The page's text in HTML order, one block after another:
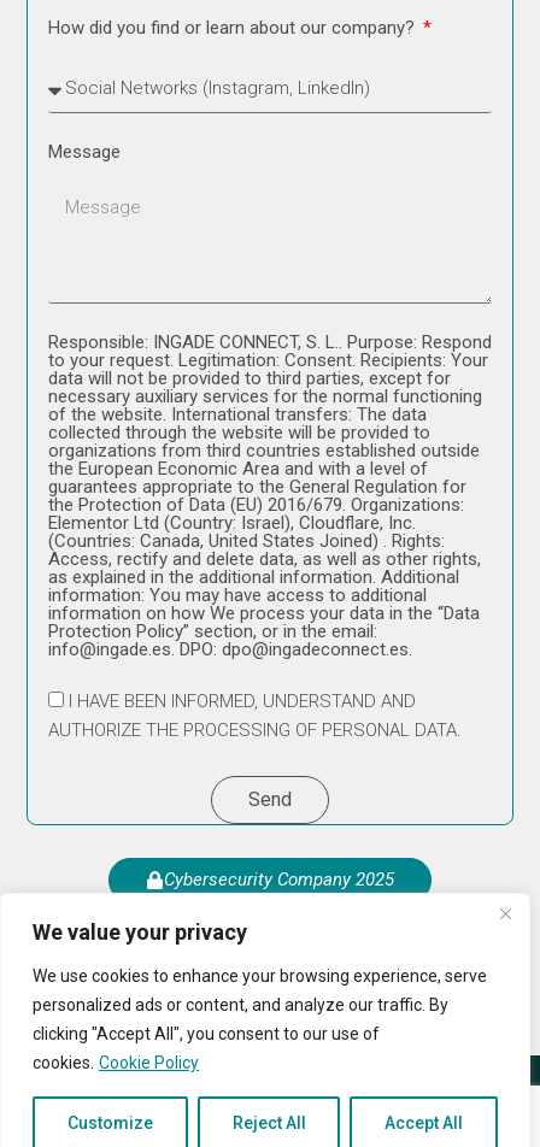
We value your privacy
We use cookies to enhance your browsing experience, serve
personalized ads or content, and analyze our traffic. By
clicking "Accept All", you consent to our use of
cookies. Cookie Policy
Customize Reject All Accept All
How did you find or learn about our company?
Message
Responsible: INGADE CONNECT, S. L.. Purpose: Respond
to your request. Legitimation: Consent. Recipients: Your
data will not be provided to third parties, except for
necessary auxiliary services for the normal functioning
of the website. International transfers: The data
collected through the website will be provided to
organizations from third countries established outside
the European Economic Area and with a level of
guarantees appropriate to the General Regulation for
the Protection of Data (EU) 2016/679. Organizations:
Elementor Ltd (Country: Israel), Cloudflare, Inc.
(Countries: Canada, United States Joined) . Rights:
Access, rectify and delete data, as well as other rights,
as explained in the additional information. Additional
information: You may have access to additional
information on how We process your data in the “Data
Protection Policy” section, or in the email:
info@ingade.es. DPO: dpo@ingadeconnect.es.
I HAVE BEEN INFORMED, UNDERSTAND AND
AUTHORIZE THE PROCESSING OF PERSONAL DATA.
Send
Cybersecurity Company 2025
Legal Area
Complaints Channel
Cookies Policy|